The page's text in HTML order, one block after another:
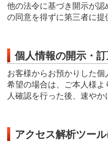
他の法令に基づき開示が
の同意を得ずに第三者に提
個人情報の開示・
お客様からお預かりした
希望の場合は、ご本人様
人確認を行った後、速やか
アクセス解析ツー